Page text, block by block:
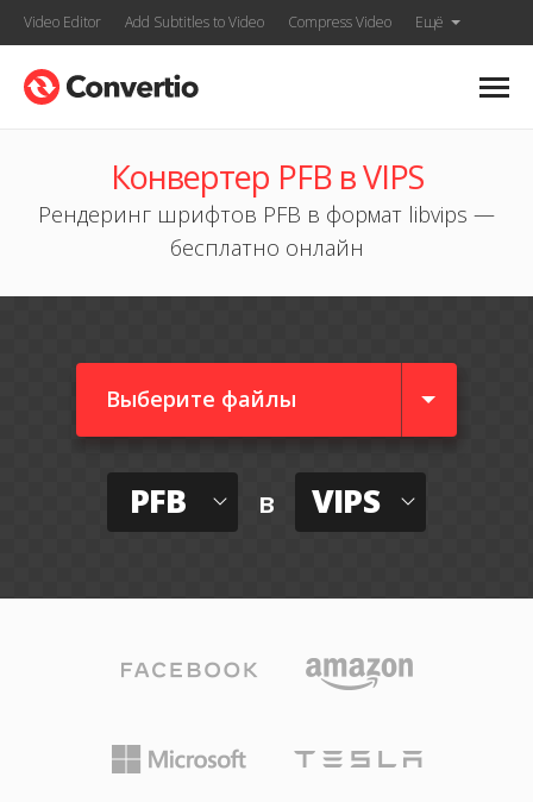
Video Editor Add Subtitles to Video Compress Video Ещё
Конвертер PFB в VIPS
Рендеринг шрифтов PFB в формат libvips —
бесплатно онлайн
Выберите файлы
PFB в VIPS